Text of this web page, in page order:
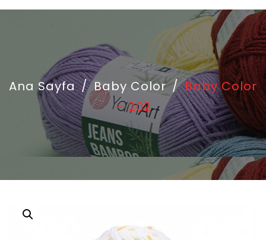
Ana Sayfa / Baby Color / Baby Color
– 202